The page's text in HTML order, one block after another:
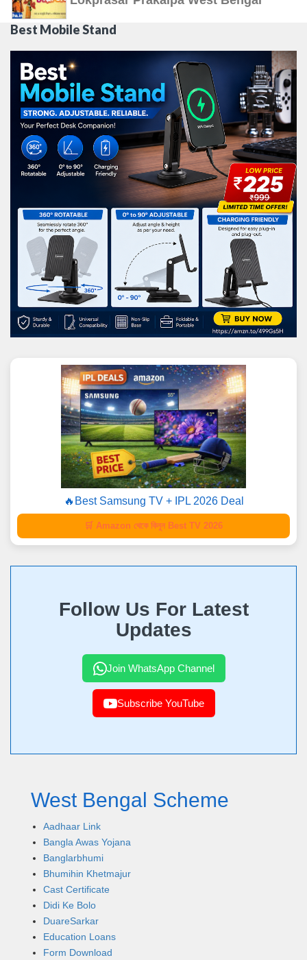
Best Mobile Stand
🔥Best Samsung TV + IPL 2026 Deal
🛒 Amazon থেকে কিনুন Best TV 2026
Follow Us For Latest
Updates
Join WhatsApp Channel
Subscribe YouTube
West Bengal Scheme
Aadhaar Link
Bangla Awas Yojana
Banglarbhumi
Bhumihin Khetmajur
Cast Certificate
Didi Ke Bolo
DuareSarkar
Education Loans
Form Download